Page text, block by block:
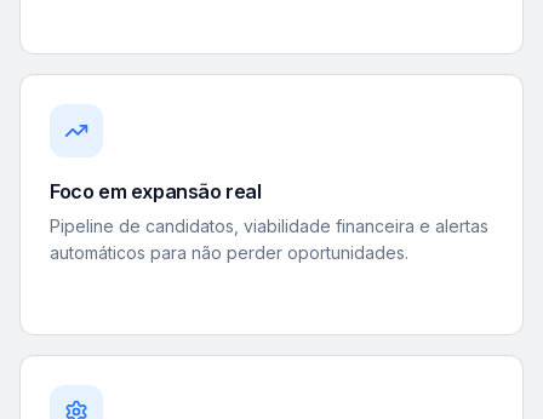
Foco em expansão real
Pipeline de candidatos, viabilidade financeira e alertas
automáticos para não perder oportunidades.